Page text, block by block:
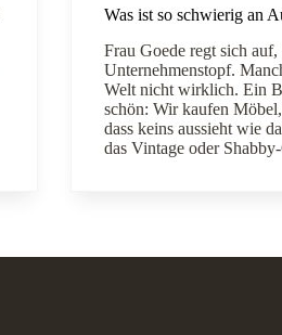
Was ist so schwierig an
Frau Goede regt sich
Unternehmenstopf.
Welt nicht wirklich. Ein
schön: Wir kaufen
dass keins aussieht wie
das Vintage oder